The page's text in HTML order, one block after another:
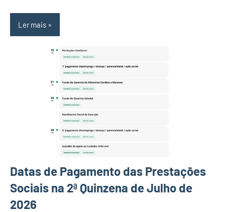
Ler mais
Datas de Pagamento das Prestações
Sociais na 2ª Quinzena de Julho de
2026